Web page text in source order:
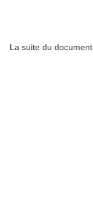
La suite du document